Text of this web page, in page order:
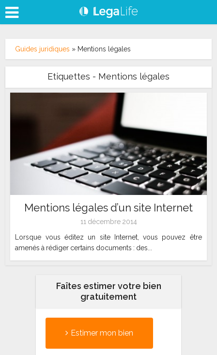
Guides juridiques » Mentions légales
Etiquettes - Mentions légales
Mentions légales d’un site Internet
11 décembre 2014
Lorsque vous éditez un site Internet, vous pouvez être
amenés à rédiger certains documents : des...
Faîtes estimer votre bien
gratuitement
Estimer mon bien